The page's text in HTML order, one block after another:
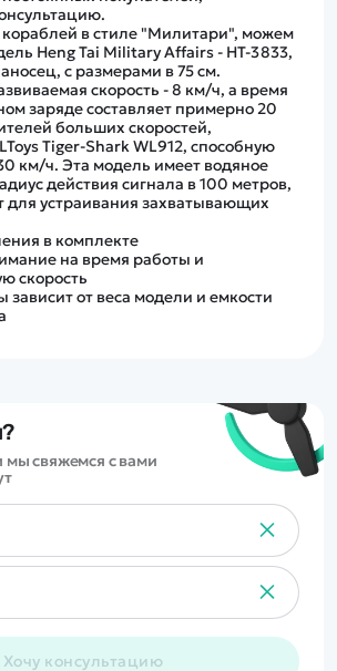
в стиле "Милитари", можем
Heng Tai Military Affairs - HT-3833,
с размерами в 75 см.
скорость - 8 км/ч, а время
заряде составляет примерно 20
больших скоростей,
Tiger-Shark WL912, способную
км/ч. Эта модель имеет водяное
действия сигнала в 100 метров,
для устраивания захватывающих
в комплекте
на время работы и
скорость
зависит от веса модели и емкости
мы свяжемся с вами
Хочу консультацию